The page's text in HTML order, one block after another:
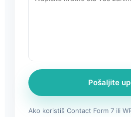
Pošaljite
Ako koristiš Contact Form 7 ili